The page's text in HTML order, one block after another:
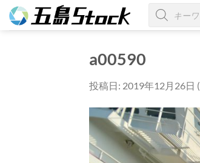
Skip
索
a00590
投稿日: 2019年12月26日 (